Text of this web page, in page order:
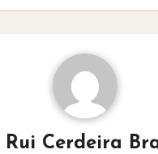
Rui Cerdeira